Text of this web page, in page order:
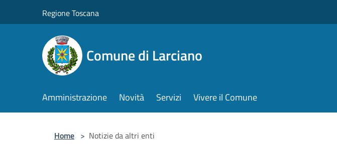
Regione Toscana
Comune di Larciano
Amministrazione Novità Servizi Vivere il Comune
Home > Notizie da altri enti